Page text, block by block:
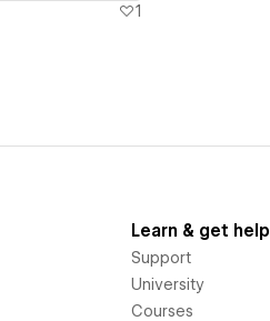
1
Learn & get help
Support
University
Courses